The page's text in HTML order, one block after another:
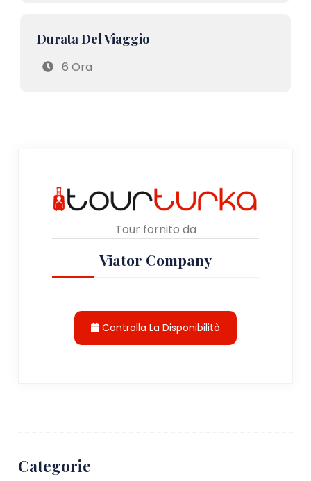
Durata Del Viaggio
6 Ora
Tour fornito da
Viator Company
Controlla La Disponibilità
Categorie